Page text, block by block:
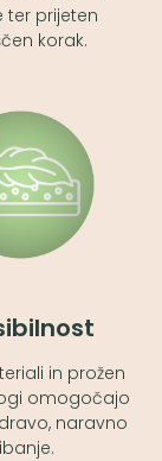
ter prijeten
korak.
in prožen
omogočajo
naravno